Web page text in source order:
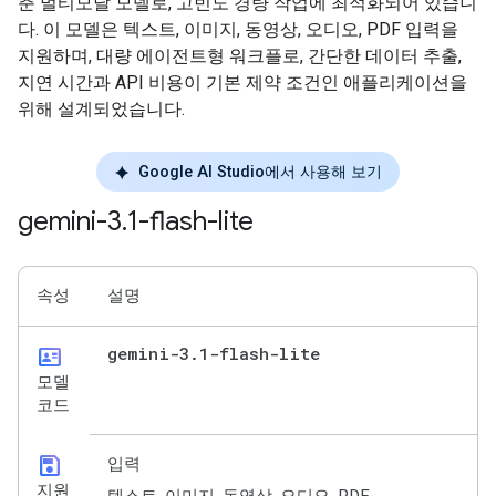
다. 이 모델은 텍스트, 이미지, 동영상, 오디오, PDF 입력을
지원하며, 대량 에이전트형 워크플로, 간단한 데이터 추출,
지연 시간과 API 비용이 기본 제약 조건인 애플리케이션을
위해 설계되었습니다.
Google AI Studio에서 사용해 보기
gemini-3.1-flash-lite
속성 설명
id_card
모델
코드
gemini-3 . 1-flash-lite
save
지원
입력